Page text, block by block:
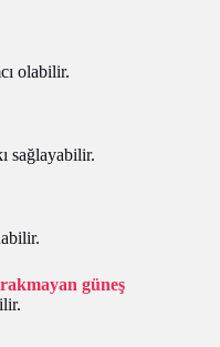
olabilir.
sağlayabilir.
güneş